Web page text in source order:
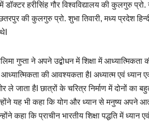
हरीसिंह गौर विश्वविद्यालय की कुलगुरु
छतरपुर की कुलगुरु प्रो. शुभा तिवारी, मध्य प्रदेश
गुप्ता ने अपने उद्बोधन में शिक्षा में
आध्यात्मिकता की आवश्यकता हैI अध्यात्म एवं
ले जाता हैI छात्रों के चरित्र निर्माण में दोनों का
यह भी कहा कि योग और ध्यान से मनुष्य अपने
कहा कि प्राचीन भारतीय शिक्षा पद्धति में ध्यान